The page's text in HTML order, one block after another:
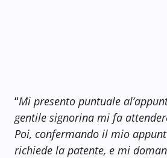
“Mi presento puntuale
gentile signorina mi fa
Poi, confermando il mio
richiede la patente, e mi